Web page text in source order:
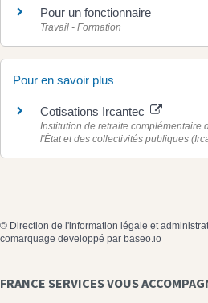
Pour un fonctionnaire
Travail - Formation
Pour en savoir plus
Cotisations Ircantec
Institution de retraite complémentaire
l'État et des collectivités publiques
© Direction de l'information légale et
comarquage developpé par baseo.io
FRANCE SERVICES VOUS